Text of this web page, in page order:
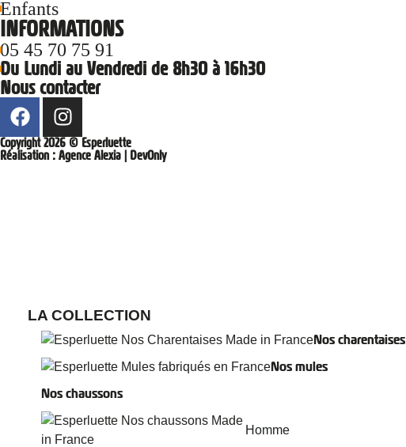
Enfants
INFORMATIONS
05 45 70 75 91
Du Lundi au Vendredi de 8h30 à 16h30
Nous contacter
Copyright 2026 © Esperluette
Réalisation : Agence Alexia | DevOnly
LA COLLECTION
Nos charentaises
Nos mules
Nos chaussons
Homme